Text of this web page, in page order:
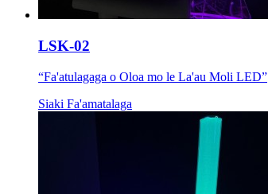
LSK-02
“Fa'atulagaga o Oloa mo le La'au Moli LED”
Siaki Fa'amatalaga